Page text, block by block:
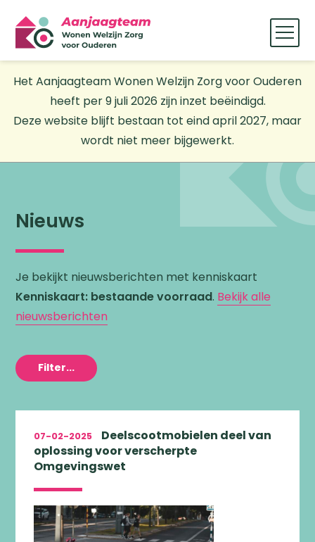
Het Aanjaagteam Wonen Welzijn Zorg voor Ouderen
heeft per 9 juli 2026 zijn inzet beëindigd.
Deze website blijft bestaan tot eind april 2027, maar
wordt niet meer bijgewerkt.
Nieuws
Je bekijkt nieuwsberichten met kenniskaart
Kenniskaart: bestaande voorraad. Bekijk alle
nieuwsberichten
Filter...
07-02-2025
Deelscootmobielen deel van
oplossing voor verscherpte
Omgevingswet